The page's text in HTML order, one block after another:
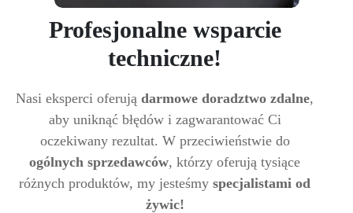
Profesjonalne wsparcie
techniczne!
Nasi eksperci oferują darmowe doradztwo zdalne,
aby uniknąć błędów i zagwarantować Ci
oczekiwany rezultat. W przeciwieństwie do
ogólnych sprzedawców, którzy oferują tysiące
różnych produktów, my jesteśmy specjalistami od
żywic!